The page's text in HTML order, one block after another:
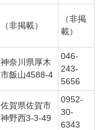
（非掲載）
（非掲
載）
神奈川県厚木
市飯山4588-4
046-
243-
5656
佐賀県佐賀市
神野西3-3-49
0952-
30-
6343